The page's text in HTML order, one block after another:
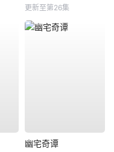
更新至第26集
幽宅奇谭